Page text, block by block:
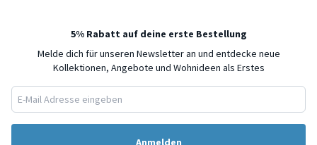
5% Rabatt auf deine erste Bestellung
Melde dich für unseren Newsletter an und entdecke neue
Kollektionen, Angebote und Wohnideen als Erstes
Anmelden